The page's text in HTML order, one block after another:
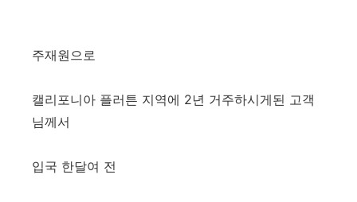
주재원으로
캘리포니아 플러튼 지역에 2년 거주하시게된 고객
님께서
입국 한달여 전